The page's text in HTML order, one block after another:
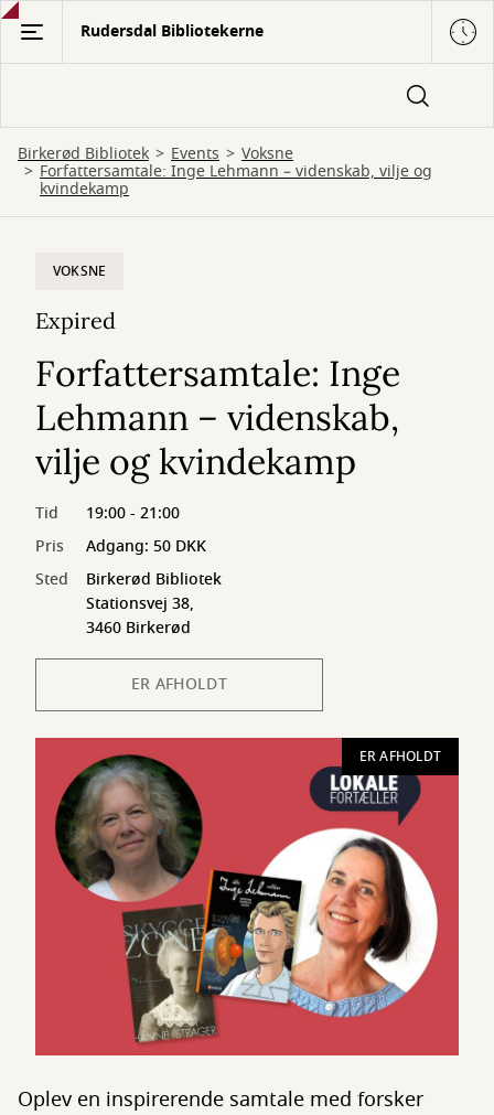
Gå
hovedindhold
Rudersdal Bibliotekerne
Birkerød Bibliotek Events Voksne
Forfattersamtale: Inge Lehmann – videnskab, vilje og
kvindekamp
ER AFHOLDT
VOKSNE
Expired
Forfattersamtale: Inge
Lehmann – videnskab,
vilje og kvindekamp
Tid
19:00 - 21:00
Pris
Adgang: 50 DKK
Sted
Birkerød Bibliotek
Stationsvej 38,
3460 Birkerød
ER AFHOLDT
Oplev en inspirerende samtale med forsker